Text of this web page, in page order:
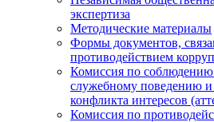
экспертиза
Методические материалы
Формы документов,
противодействием
Комиссия по соблюдению
служебному поведению
конфликта интересов
Комиссия по